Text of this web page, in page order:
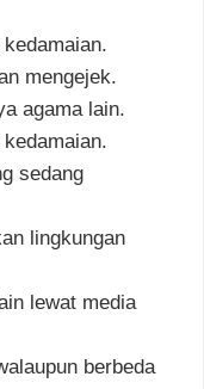
mengejek.
agama lain.
sedang
lingkungan
lewat media
berbeda